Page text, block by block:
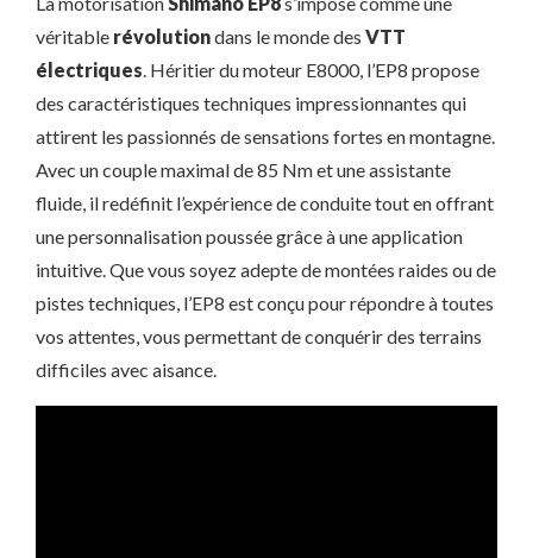
véritable révolutiondans le monde des VTT
électriques . Héritier du moteur E8000, l’EP8 propose
des caractéristiques techniques impressionnantes qui
attirent les passionnés de sensations fortes en montagne.
Avec un couple maximal de 85 Nm et une assistante
fluide, il redéfinit l’expérience de conduite tout en offrant
une personnalisation poussée grâce à une application
intuitive. Que vous soyez adepte de montées raides ou de
pistes techniques, l’EP8 est conçu pour répondre à toutes
vos attentes, vous permettant de conquérir des terrains
difficiles avec aisance.